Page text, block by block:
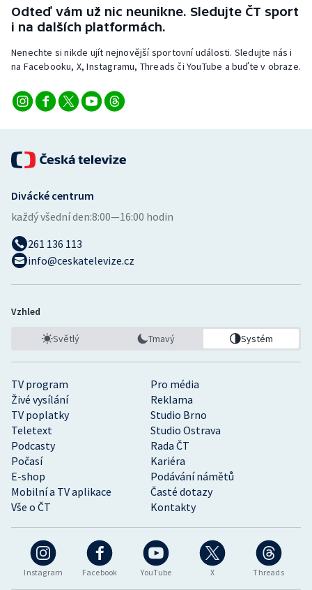
Triatlon
Vodní slalom
Volejbal
Odteď vám už nic neunikne. Sledujte ČT sport
i na dalších platformách.
Nenechte si nikde ujít nejnovější sportovní události. Sledujte nás i
na Facebooku, X, Instagramu, Threads či YouTube a buďte v obraze.
Instagram Facebook YouTube X Threads
TV program
Pro média
Živé vysílání
Reklama
TV poplatky
Studio Brno
Teletext
Studio Ostrava
Podcasty
Rada ČT
Počasí
Kariéra
E-shop
Podávání námětů
Mobilní a TV aplikace
Časté dotazy
Vše o ČT
Kontakty
Divácké centrum
každý všední den:8:00—16:00 hodin
261 136 113
info@ceskatelevize.cz
Vzhled
Světlý Tmavý Systém